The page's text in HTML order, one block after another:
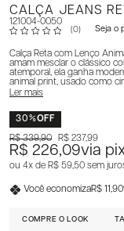
CALÇA JEANS
121004-0050
(0) Seja o
Calça Reta com Lenço
amam mesclar o clássico
atemporal, ela ganha
animal print, usado como
Ler mais
30%OFF
R$ 226,09via
R$ 339,90 R$ 237,99
4x R$ 59,50 sem
Você economizaR$ 11,90
COMPRE O LOOK